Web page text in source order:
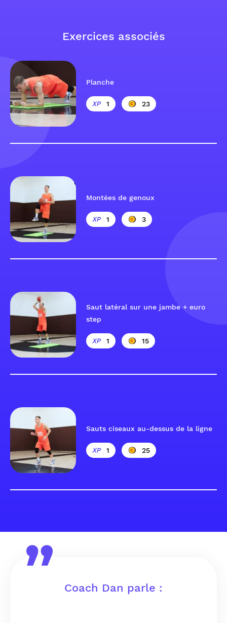
Exercices associés
Planche
1 23
Montées de genoux
1 3
Saut latéral sur une jambe + euro
step
1 15
Sauts ciseaux au-dessus de la ligne
1 25
Coach Dan parle :